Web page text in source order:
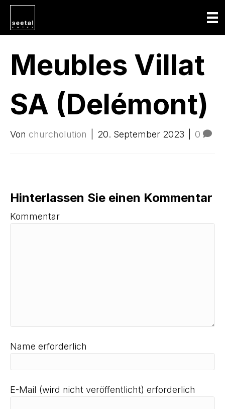
Meubles Villat
SA (Delémont)
Von churcholution 20. September 2023 0
Hinterlassen Sie einen Kommentar
Kommentar
Name erforderlich
E-Mail (wird nicht veröffentlicht) erforderlich